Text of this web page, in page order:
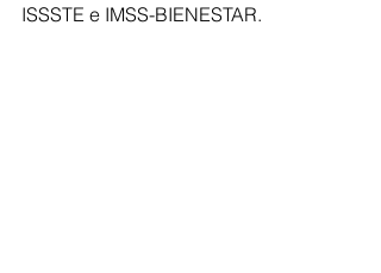
ISSSTE e IMSS-BIENESTAR.